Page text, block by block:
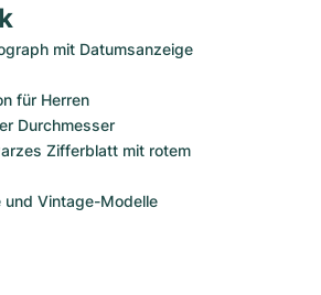
mit Datumsanzeige
für Herren
Durchmesser
Zifferblatt mit rotem
und Vintage-Modelle